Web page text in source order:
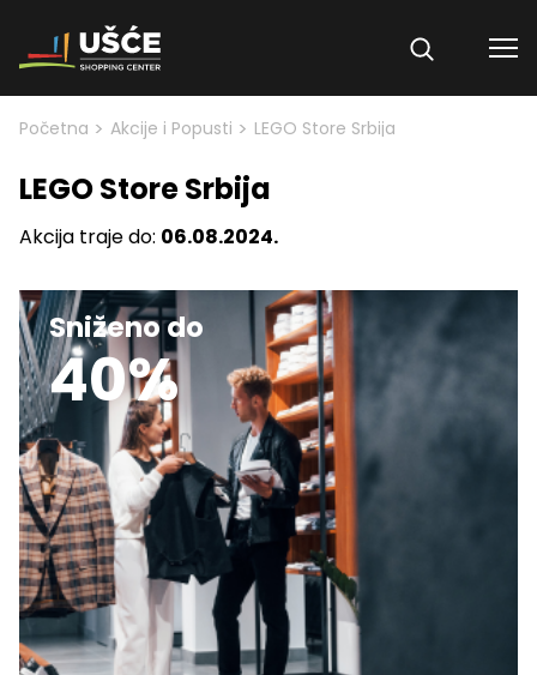
Skip to content
Početna > Akcije i Popusti > LEGO Store Srbija
LEGO Store Srbija
Akcija traje do: 06.08.2024.
Sniženo do
40%